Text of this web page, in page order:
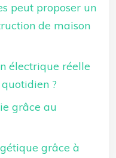
peut proposer un
de maison
électrique réelle
?
grâce au
grâce à